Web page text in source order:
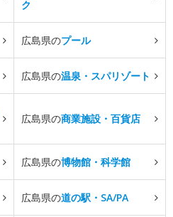
ク
広島県のプール
広島県の温泉・スパリゾート
広島県の商業施設・百貨店
広島県の博物館・科学館
広島県の道の駅・SA/PA